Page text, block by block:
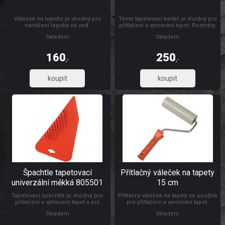
Váleček na lepidlo je vhodný pro
nanášení lepidla na zeď.
Skladem
160,-
132,23
Tento tapetovací kartáč je vhodný pro
přitlačení a vyrovnání tapet. Rozměry:
Skladem
250,-
206,61
Špachtle tapetovací
univerzální měkká 805501
Tapetovací špachtle je vhodná pro
přitlačení a vyhlazení tapet a pro
samolepicích folií, s drážkou pro
Skladem
Přítlačný váleček na tapety
15 cm
Přítlačný váleček na tapety se používá
pro přitlačení a vyrovnání tapet.
váleček je vyroben z PUR pěny,
Skladem